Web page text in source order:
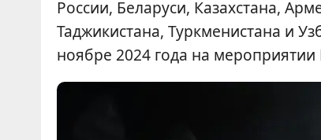
России, Беларуси, Казахстана,
Таджикистана, Туркменистана и
ноябре 2024 года на